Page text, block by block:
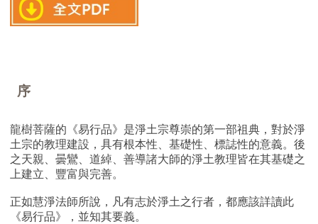
序
龍樹菩薩的《易行品》是淨土宗尊崇的第一部祖典，對於淨
土宗的教理建設，具有根本性、基礎性、標誌性的意義。後
之天親、曇鸞、道綽、善導諸大師的淨土教理皆在其基礎之
上建立、豐富與完善。
正如慧淨法師所說，凡有志於淨土之行者，都應該詳讀此
《易行品》，並知其要義。